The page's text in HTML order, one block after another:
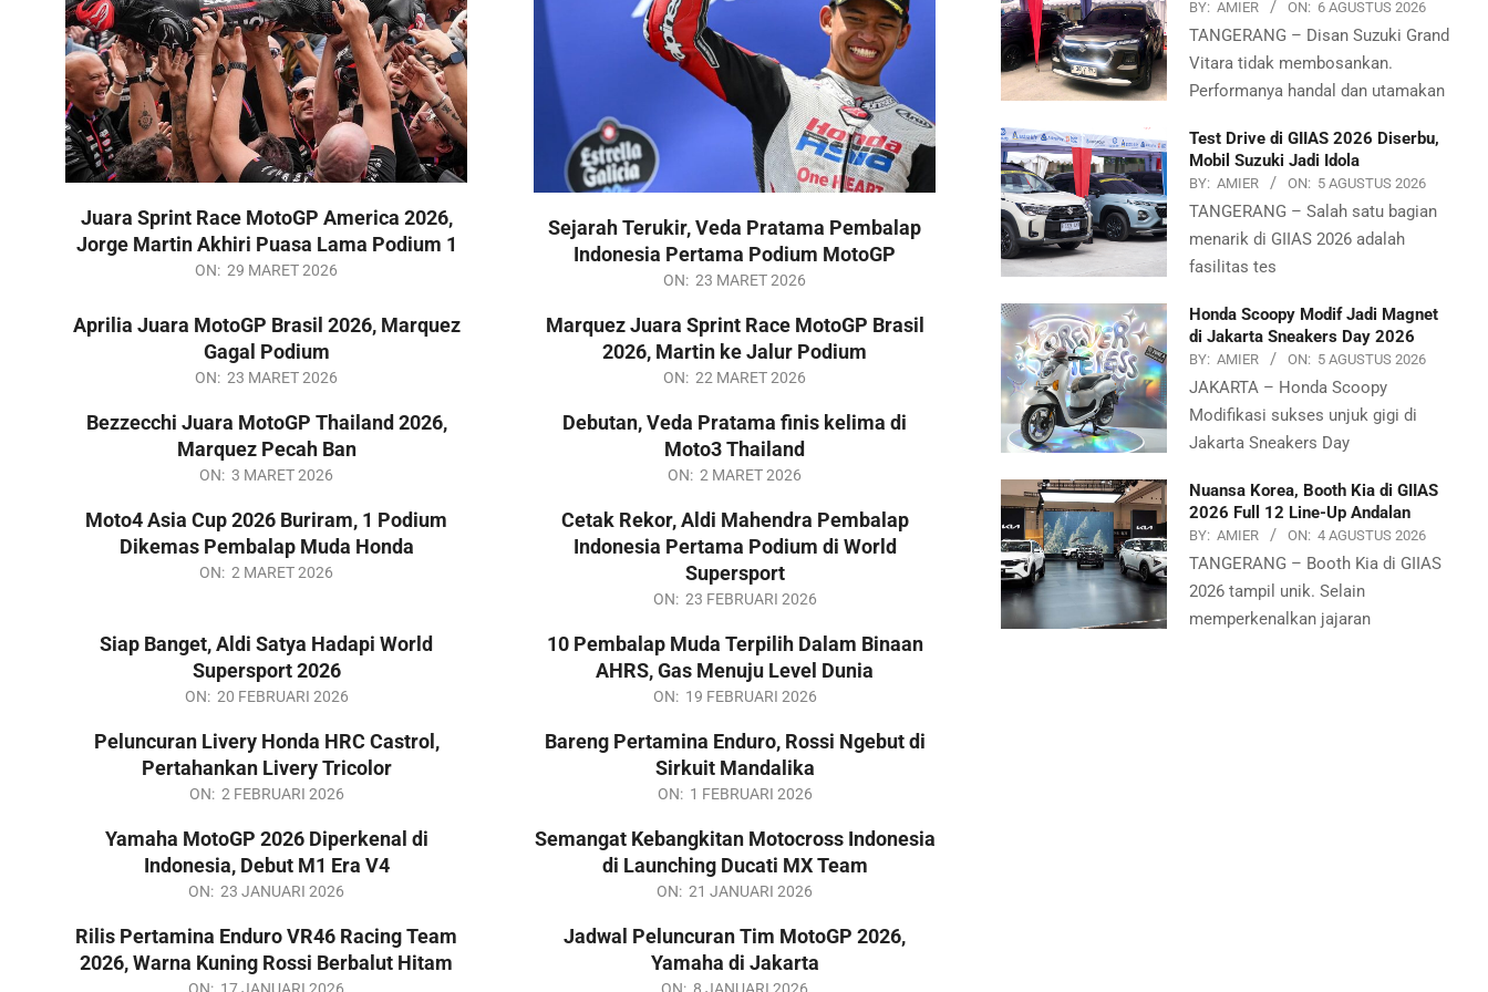
Juara Sprint Race MotoGP America 2026,
Jorge Martin Akhiri Puasa Lama Podium 1
29
ON: 29 MARET 2026
Sejarah Terukir, Veda Pratama Pembalap
Indonesia Pertama Podium MotoGP
23
ON: 23 MARET 2026
Aprilia Juara MotoGP Brasil 2026, Marquez
Gagal Podium
ON: 23 MARET 2026
Marquez Juara Sprint Race MotoGP Brasil
2026, Martin ke Jalur Podium
ON: 22 MARET 2026
Bezzecchi Juara MotoGP Thailand 2026,
Marquez Pecah Ban
ON: 3 MARET 2026
Debutan, Veda Pratama finis kelima di
Moto3 Thailand
ON: 2 MARET 2026
Moto4 Asia Cup 2026 Buriram, 1 Podium
Dikemas Pembalap Muda Honda
ON: 2 MARET 2026
Cetak Rekor, Aldi Mahendra Pembalap
Indonesia Pertama Podium di World
Supersport
ON: 23 FEBRUARI 2026
Siap Banget, Aldi Satya Hadapi World
Supersport 2026
ON: 20 FEBRUARI 2026
10 Pembalap Muda Terpilih Dalam Binaan
AHRS, Gas Menuju Level Dunia
19
ON: 19 FEBRUARI 2026
Peluncuran Livery Honda HRC Castrol,
Pertahankan Livery Tricolor
ON: 2 FEBRUARI 2026
Bareng Pertamina Enduro, Rossi Ngebut di
Sirkuit Mandalika
01
ON: 1 FEBRUARI 2026
Yamaha MotoGP 2026 Diperkenal di
Indonesia, Debut M1 Era V4
23
ON: 23 JANUARI 2026
Semangat Kebangkitan Motocross Indonesia
di Launching Ducati MX Team
ON: 21 JANUARI 2026
Rilis Pertamina Enduro VR46 Racing Team
2026, Warna Kuning Rossi Berbalut Hitam
Jadwal Peluncuran Tim MotoGP 2026,
Yamaha di Jakarta
BY: AMIER ON: 6 AGUSTUS 2026
TANGERANG – Disan Suzuki Grand
Vitara tidak membosankan.
Performanya handal dan utamakan
Test Drive di GIIAS 2026 Diserbu,
Mobil Suzuki Jadi Idola
BY: AMIER ON: 5 AGUSTUS 2026
TANGERANG – Salah satu bagian
menarik di GIIAS 2026 adalah
fasilitas tes
Honda Scoopy Modif Jadi Magnet
di Jakarta Sneakers Day 2026
BY: AMIER ON: 5 AGUSTUS 2026
JAKARTA – Honda Scoopy
Modifikasi sukses unjuk gigi di
Jakarta Sneakers Day
Nuansa Korea, Booth Kia di GIIAS
2026 Full 12 Line-Up Andalan
BY: AMIER ON: 4 AGUSTUS 2026
TANGERANG – Booth Kia di GIIAS
2026 tampil unik. Selain
memperkenalkan jajaran